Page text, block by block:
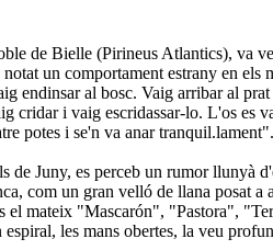
de Bielle (Pirineus Atlantics), va
un comportament estrany en els
endinsar al bosc. Vaig arribar al
i vaig escridassar-lo. L'os es
potes i se'n va anar tranquil.lament".
Juny, es perceb un rumor llunyà
com un gran velló de llana posat
mateix "Mascarón", "Pastora",
les mans obertes, la veu